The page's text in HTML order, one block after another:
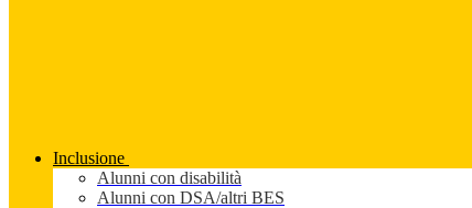
Inclusione
Alunni con disabilità
Alunni con DSA/altri BES